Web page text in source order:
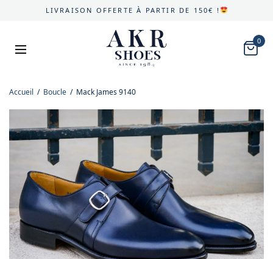
LIVRAISON OFFERTE À PARTIR DE 150€ !
0
Accueil / Boucle / Mack James 9140